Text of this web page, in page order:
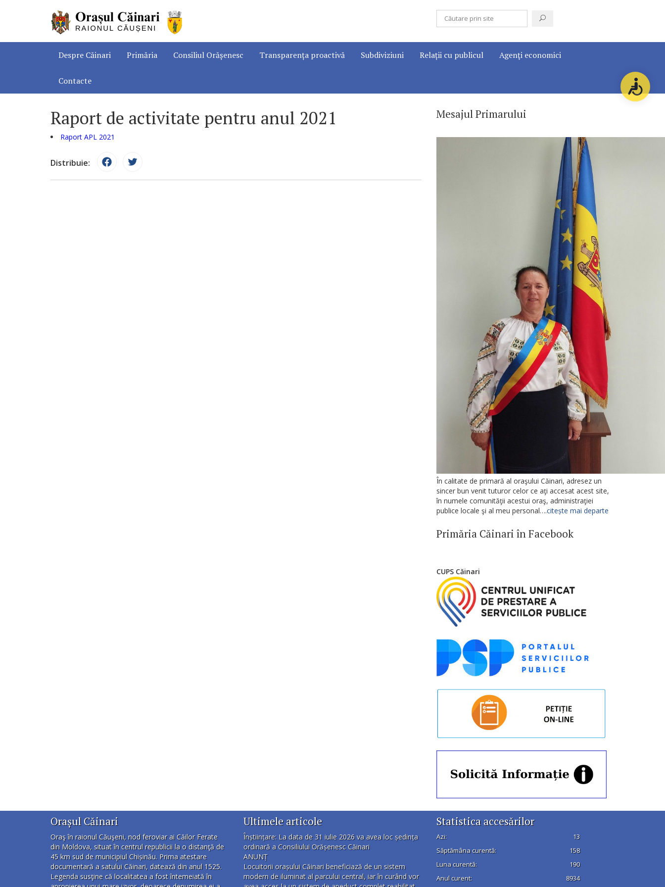
Despre Căinari Primăria Consiliul Orășenesc Transparența proactivă Subdiviziuni Relații cu publicul Agenţi economici
Contacte
Raport de activitate pentru anul 2021
Raport APL 2021
Distribuie:
Mesajul Primarului
În calitate de primară al oraşului Căinari, adresez un
sincer bun venit tuturor celor ce aţi accesat acest site,
în numele comunităţii acestui oraş, administraţiei
publice locale şi al meu personal….citește mai departe
Primăria Căinari în Facebook
CUPS Căinari
Orașul Căinari
Oraş în raionul Căuşeni, nod feroviar ai Căilor Ferate
din Moldova, situat în centrul republicii la o distanţă de
45 km sud de municipiul Chișinău. Prima atestare
documentară a satului Căinari, datează din anul 1525.
Legenda susţine că localitatea a fost întemeiată în
Ultimele articole
Înștiințare: La data de 31 iulie 2026 va avea loc ședința
ordinară a Consiliului Orășenesc Căinari
ANUNȚ
Locuitorii orașului Căinari beneficiază de un sistem
modern de iluminat al parcului central, iar în curând vor
Statistica accesărilor
Azi:
13
Săptămâna curentă:
158
Luna curentă:
190
Anul curent:
8934